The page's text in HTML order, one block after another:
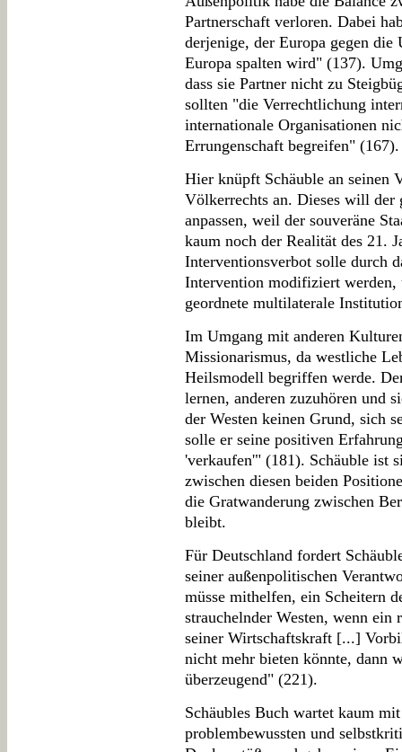
Partnerschaft verloren. Dabei
derjenige, der Europa gegen
Europa spalten wird" (137).
dass sie Partner nicht zu
sollten "die Verrechtlichung
internationale Organisationen
Errungenschaft begreifen" (167).
Hier knüpft Schäuble an seinen
Völkerrechts an. Dieses will der
anpassen, weil der souveräne
kaum noch der Realität des 21.
Interventionsverbot solle durch
Intervention modifiziert
geordnete multilaterale
Im Umgang mit anderen
Missionarismus, da westliche
Heilsmodell begriffen werde.
lernen, anderen zuzuhören und
der Westen keinen Grund, sich
solle er seine positiven
'verkaufen'" (181). Schäuble ist
zwischen diesen beiden
die Gratwanderung zwischen
bleibt.
Für Deutschland fordert
seiner außenpolitischen
müsse mithelfen, ein Scheitern
strauchelnder Westen, wenn
seiner Wirtschaftskraft [...]
nicht mehr bieten könnte, dann
überzeugend" (221).
Schäubles Buch wartet kaum
problembewussten und